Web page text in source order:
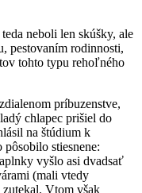
neboli len skúšky, ale
pestovaním rodinnosti,
tohto typu rehoľného
príbuzenstve,
chlapec prišiel do
na štúdium k
stiesnene:
vyšlo asi dvadsať
(mali vtedy
zutekal. Vtom však